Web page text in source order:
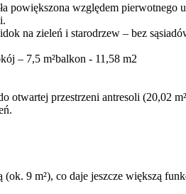
powiększona względem
na zieleń i starodrzew – bez
– 7,5 m²balkon - 11,58 m2
przestrzeni antresoli (20,02
9 m²), co daje jeszcze większą